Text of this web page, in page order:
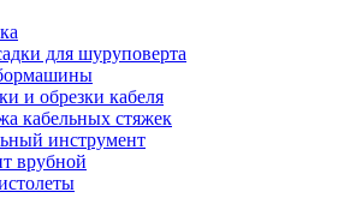
для шуруповерта
и обрезки кабеля
кабельных стяжек
инструмент
врубной